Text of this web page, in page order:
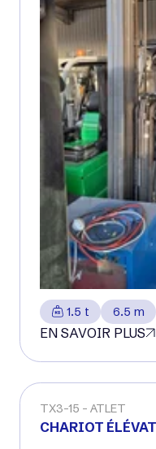
1.5 t 6.5 m
EN SAVOIR PLUS
CHARIOT
ATLET
TX3-15